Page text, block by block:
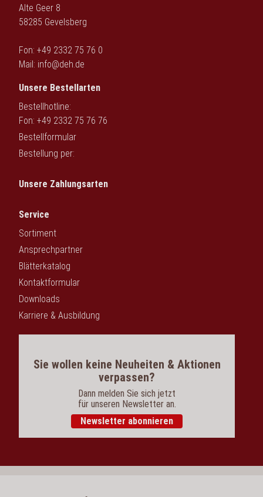
Alte Geer 8
58285 Gevelsberg
Fon: +49 2332 75 76 0
Mail: info@deh.de
Unsere Bestellarten
Bestellhotline:
Fon: +49 2332 75 76 76
Bestellformular
Bestellung per:
Unsere Zahlungsarten
Service
Sortiment
Ansprechpartner
Blätterkatalog
Kontaktformular
Downloads
Karriere & Ausbildung
Sie wollen keine Neuheiten & Aktionen
verpassen?
Dann melden Sie sich jetzt
für unseren Newsletter an.
Newsletter abonnieren